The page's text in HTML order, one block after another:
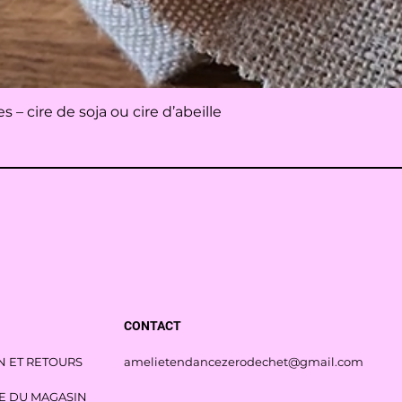
Aperçu rapide
– cire de soja ou cire d’abeille
CONTACT
ET RETOURS
DU MAGASIN
amelietendancezerodechet@gmail.com